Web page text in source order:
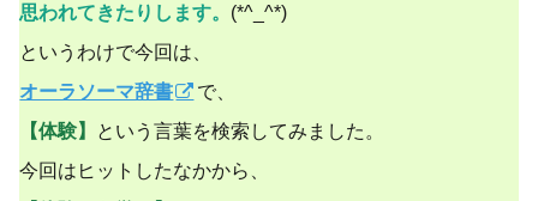
思われてきたりします。 (*^_^*)
というわけで今回は、
オーラソーマ辞書
で、
【体験】 という言葉を検索してみました。
今回はヒットしたなかから、